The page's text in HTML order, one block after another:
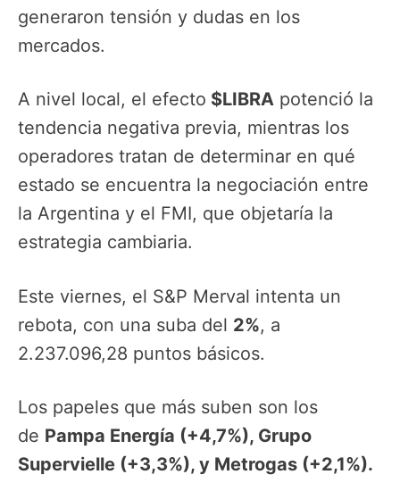
generaron tensión y dudas en los
mercados.
A nivel local, el efecto $LIBRA potenció la
tendencia negativa previa, mientras los
operadores tratan de determinar en qué
estado se encuentra la negociación entre
la Argentina y el FMI, que objetaría la
estrategia cambiaria.
Este viernes, el S&P Merval intenta un
rebota, con una suba del 2%, a
2.237.096,28 puntos básicos.
Los papeles que más suben son los
de Pampa Energía (+4,7%), Grupo
Supervielle (+3,3%), y Metrogas (+2,1%).